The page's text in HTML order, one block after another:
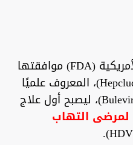
أعلنت إدارة الغذاء والدواء الأمريكية (FDA) موافقتها
على عقار هيبكلوديكس (Hepcludex)، المعروف علميًا
باسم بوليفيرتايد (Bulevirtide-gmod)، ليصبح أول علاج
لمرضى التهاب